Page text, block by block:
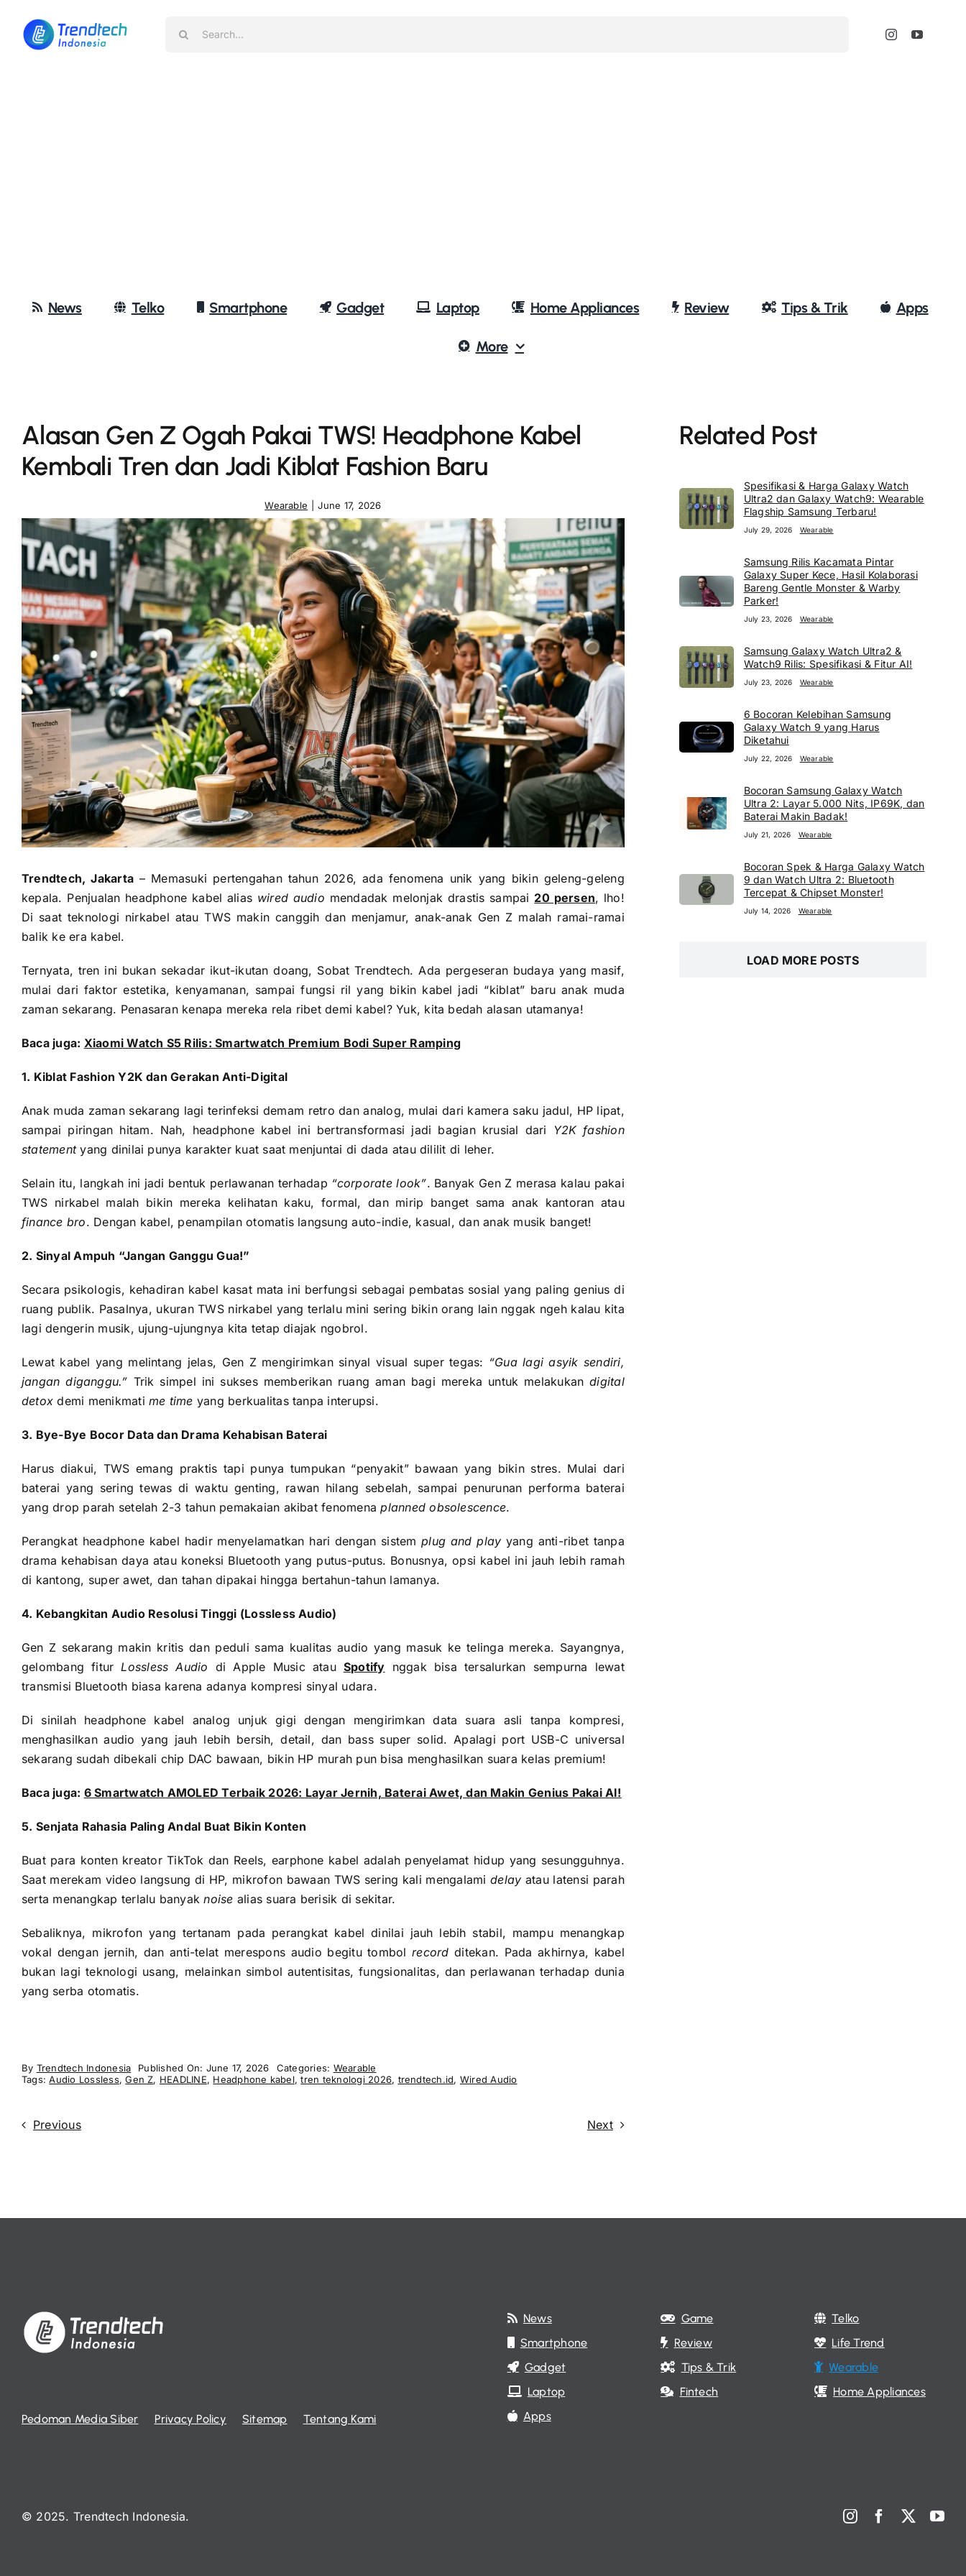
content
News Telko Smartphone Gadget Laptop Home Appliances Review Tips & Trik Apps
More
Alasan Gen Z Ogah Pakai TWS! Headphone Kabel
Kembali Tren dan Jadi Kiblat Fashion Baru
Wearable June 17, 2026
Trendtech, Jakarta – Memasuki pertengahan tahun 2026, ada fenomena unik yang bikin geleng-geleng
kepala. Penjualan headphone kabel alias wired audio mendadak melonjak drastis sampai 20 persen, lho!
Di saat teknologi nirkabel atau TWS makin canggih dan menjamur, anak-anak Gen Z malah ramai-ramai
balik ke era kabel.
Ternyata, tren ini bukan sekadar ikut-ikutan doang, Sobat Trendtech. Ada pergeseran budaya yang masif,
mulai dari faktor estetika, kenyamanan, sampai fungsi ril yang bikin kabel jadi “kiblat” baru anak muda
zaman sekarang. Penasaran kenapa mereka rela ribet demi kabel? Yuk, kita bedah alasan utamanya!
Baca juga: Xiaomi Watch S5 Rilis: Smartwatch Premium Bodi Super Ramping
1. Kiblat Fashion Y2K dan Gerakan Anti-Digital
Anak muda zaman sekarang lagi terinfeksi demam retro dan analog, mulai dari kamera saku jadul, HP lipat,
sampai piringan hitam. Nah, headphone kabel ini bertransformasi jadi bagian krusial dari Y2K fashion
statementyang dinilai punya karakter kuat saat menjuntai di dada atau dililit di leher.
Selain itu, langkah ini jadi bentuk perlawanan terhadap “corporate look”. Banyak Gen Z merasa kalau pakai
TWS nirkabel malah bikin mereka kelihatan kaku, formal, dan mirip banget sama anak kantoran atau
finance bro. Dengan kabel, penampilan otomatis langsung auto-indie, kasual, dan anak musik banget!
2. Sinyal Ampuh “Jangan Ganggu Gua!”
Secara psikologis, kehadiran kabel kasat mata ini berfungsi sebagai pembatas sosial yang paling genius di
ruang publik. Pasalnya, ukuran TWS nirkabel yang terlalu mini sering bikin orang lain nggak ngeh kalau kita
lagi dengerin musik, ujung-ujungnya kita tetap diajak ngobrol.
Lewat kabel yang melintang jelas, Gen Z mengirimkan sinyal visual super tegas: “Gua lagi asyik sendiri,
jangan diganggu.” Trik simpel ini sukses memberikan ruang aman bagi mereka untuk melakukandigital
detox demi menikmati me time yang berkualitas tanpa interupsi.
3. Bye-Bye Bocor Data dan Drama Kehabisan Baterai
Harus diakui, TWS emang praktis tapi punya tumpukan “penyakit” bawaan yang bikin stres. Mulai dari
baterai yang sering tewas di waktu genting, rawan hilang sebelah, sampai penurunan performa baterai
yang drop parah setelah 2-3 tahun pemakaian akibat fenomenaplanned obsolescence.
Perangkat headphone kabel hadir menyelamatkan hari dengan sistemplug and play yang anti-ribet tanpa
drama kehabisan daya atau koneksi Bluetooth yang putus-putus. Bonusnya, opsi kabel ini jauh lebih ramah
di kantong, super awet, dan tahan dipakai hingga bertahun-tahun lamanya.
4. Kebangkitan Audio Resolusi Tinggi (Lossless Audio)
Gen Z sekarang makin kritis dan peduli sama kualitas audio yang masuk ke telinga mereka. Sayangnya,
gelombang fitur Lossless Audio di Apple Music atau Spotify nggak bisa tersalurkan sempurna lewat
transmisi Bluetooth biasa karena adanya kompresi sinyal udara.
Di sinilah headphone kabel analog unjuk gigi dengan mengirimkan data suara asli tanpa kompresi,
menghasilkan audio yang jauh lebih bersih, detail, dan bass super solid. Apalagi port USB-C universal
sekarang sudah dibekali chip DAC bawaan, bikin HP murah pun bisa menghasilkan suara kelas premium!
Baca juga: 6 Smartwatch AMOLED Terbaik 2026: Layar Jernih, Baterai Awet, dan Makin Genius Pakai AI!
5. Senjata Rahasia Paling Andal Buat Bikin Konten
Buat para konten kreator TikTok dan Reels, earphone kabel adalah penyelamat hidup yang sesungguhnya.
Saat merekam video langsung di HP, mikrofon bawaan TWS sering kali mengalamidelay atau latensi parah
serta menangkap terlalu banyaknoise alias suara berisik di sekitar.
Sebaliknya, mikrofon yang tertanam pada perangkat kabel dinilai jauh lebih stabil, mampu menangkap
vokal dengan jernih, dan anti-telat merespons audio begitu tombolrecord ditekan. Pada akhirnya, kabel
bukan lagi teknologi usang, melainkan simbol autentisitas, fungsionalitas, dan perlawanan terhadap dunia
yang serba otomatis.
By Trendtech Indonesia Published On: June 17, 2026 Categories: Wearable
Tags:Audio Lossless,Gen Z, HEADLINE, Headphone kabel,tren teknologi 2026, trendtech.id, Wired Audio
Previous Next
Related Post
Spesifikasi & Harga Galaxy Watch
Ultra2 dan Galaxy Watch9: Wearable
Flagship Samsung Terbaru!
July 29, 2026 Wearable
Samsung Rilis Kacamata Pintar
Galaxy Super Kece, Hasil Kolaborasi
Bareng Gentle Monster & Warby
Parker!
July 23, 2026 Wearable
Samsung Galaxy Watch Ultra2 &
Watch9 Rilis: Spesifikasi & Fitur AI!
July 23, 2026 Wearable
6 Bocoran Kelebihan Samsung
Galaxy Watch 9 yang Harus
Diketahui
July 22, 2026 Wearable
Bocoran Samsung Galaxy Watch
Ultra 2: Layar 5.000 Nits, IP69K, dan
Baterai Makin Badak!
July 21, 2026 Wearable
Bocoran Spek & Harga Galaxy Watch
9 dan Watch Ultra 2: Bluetooth
Tercepat & Chipset Monster!
July 14, 2026 Wearable
LOAD MORE POSTS
Pedoman Media Siber Privacy Policy Sitemap Tentang Kami
News
Smartphone
Gadget
Laptop
Apps
Game
Review
Tips & Trik
Fintech
Telko
Life Trend
Wearable
Home Appliances
© 2025. Trendtech Indonesia.